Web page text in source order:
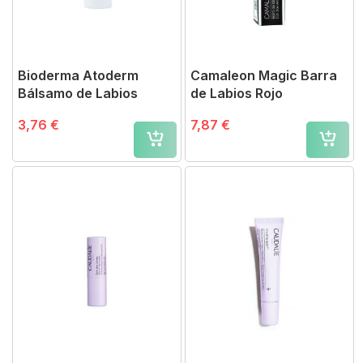
Bioderma Atoderm
Bálsamo de Labios
3,76 €
Camaleon Magic Barra
de Labios Rojo
7,87 €